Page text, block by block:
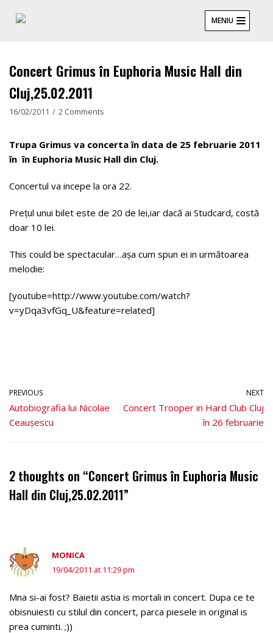
Skip
MENIU
Concert Grimus în Euphoria Music Hall din
Cluj,25.02.2011
16/02/2011 2 Comments
Trupa Grimus va concerta în data de 25 februarie 2011
în în Euphoria Music Hall din Cluj.
Concertul va incepe la ora 22.
Prețul unui bilet este de 20 de lei,iar dacă ai Studcard, costă
doar 10 lei.
This could be spectacular…așa cum spun ei in următoarea
melodie:
[youtube=http://www.youtube.com/watch?
v=yDqa3vfGq_U&feature=related]
PREVIOUS
Autobiografia lui Nicolae
Ceaușescu
NEXT
Concert Trooper in Hard Club Cluj
în 26 februarie
2 thoughts on “Concert Grimus în Euphoria Music
Hall din Cluj,25.02.2011”
MONICA
19/04/2011 at 11:29 pm
Mna si-ai fost? Baietii astia is mortali in concert. Dupa ce te
obisnuiesti cu stilul din concert, parca piesele in original is
prea cuminti. ;))